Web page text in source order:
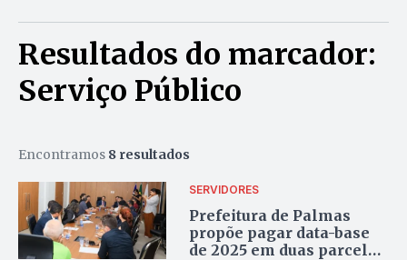
Resultados do marcador:
Serviço Público
Encontramos 8 resultados
SERVIDORES
Prefeitura de Palmas
propõe pagar data-base
de 2025 em duas parcelas